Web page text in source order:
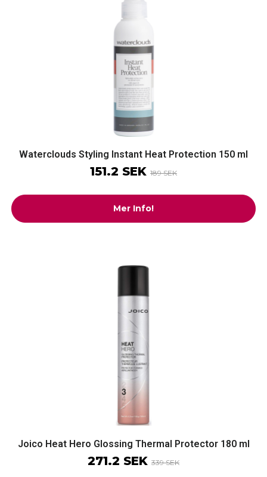
Waterclouds Styling Instant Heat Protection 150 ml
151.2 SEK 189 SEK
Mer Info!
Joico Heat Hero Glossing Thermal Protector 180 ml
271.2 SEK 339 SEK